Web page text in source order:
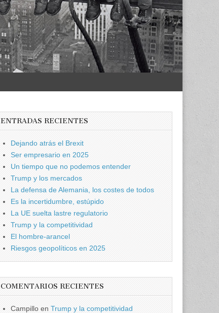
ENTRADAS RECIENTES
Dejando atrás el Brexit
Ser empresario en 2025
Un tiempo que no podemos entender
Trump y los mercados
La defensa de Alemania, los costes de todos
Es la incertidumbre, estúpido
La UE suelta lastre regulatorio
Trump y la competitividad
El hombre-arancel
Riesgos geopolíticos en 2025
COMENTARIOS RECIENTES
Campillo enTrump y la competitividad